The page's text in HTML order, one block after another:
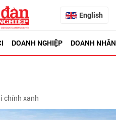
English
DOANH NGHIỆP DOANH NHÂN
chính xanh